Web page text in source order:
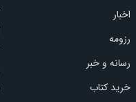
اخبار
رزومه
رسانه و خبر
خرید کتاب